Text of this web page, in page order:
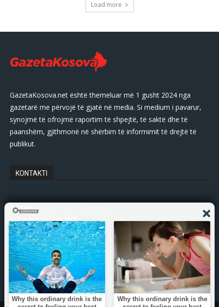
Load more
GazetaKosova.net është themeluar më 1 gusht 2024 nga
gazetarë me përvojë të gjatë në media. Si medium i pavarur,
synojmë të ofrojmë raportim të shpejtë, të saktë dhe të
paanshëm, gjithmonë në shërbim të informimit të drejtë të
publikut.
KONTAKTI
E-Mail:gazetakosovanet@gmail.com
Tel: +383 45 339 807